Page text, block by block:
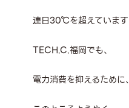
連日30℃を超えています
TECH.C.福岡でも、
電力消費を抑えるために、